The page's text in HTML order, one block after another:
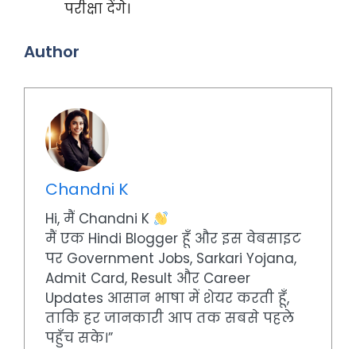
परीक्षा देंगे।
Author
Chandni K
Hi, मैं Chandni K
मैं एक Hindi Blogger हूँ और इस वेबसाइट
पर Government Jobs, Sarkari Yojana,
Admit Card, Result और Career
Updates आसान भाषा में शेयर करती हूँ,
ताकि हर जानकारी आप तक सबसे पहले
पहुँच सके।”